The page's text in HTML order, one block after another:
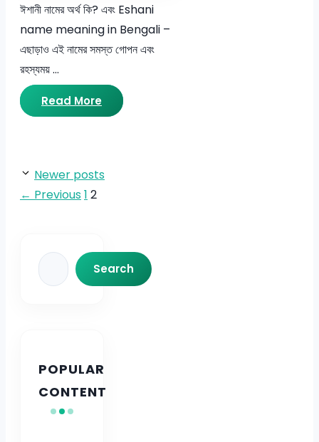
ঈশানী নামের অর্থ কি? এবং Eshani
name meaning in Bengali –
এছাড়াও এই নামের সমস্ত গোপন এবং
রহস্যময় …
Read More
Newer posts
← PreviousPage
1 Page
2
Search
Search
POPULAR
CONTENT